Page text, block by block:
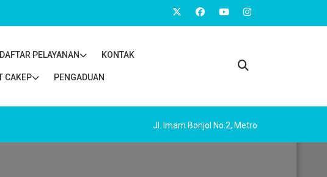
DAFTAR PELAYANAN KONTAK
CAKEP PENGADUAN
Jl. Imam Bonjol No.2, Metro